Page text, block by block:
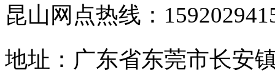
昆山网点热线：
地址：广东省东莞市长安